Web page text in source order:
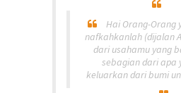
Hai Orang-Orang
nafkahkanlah (dijalan
dari usahamu yang
sebagian dari apa
keluarkan dari bumi